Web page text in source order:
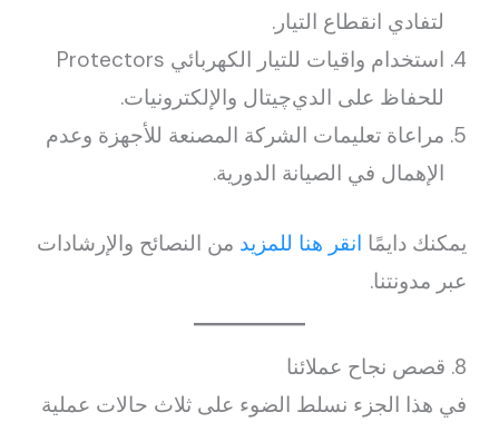
لتفادي انقطاع التيار.
استخدام واقيات للتيار الكهربائي Protectors
للحفاظ على الدي‌چيتال والإلكترونيات.
مراعاة تعليمات الشركة المصنعة للأجهزة وعدم
الإهمال في الصيانة الدورية.
يمكنك دايمًا انقر هنا للمزيد من النصائح والإرشادات
عبر مدونتنا.
8. قصص نجاح عملائنا
في هذا الجزء نسلط الضوء على ثلاث حالات عملية